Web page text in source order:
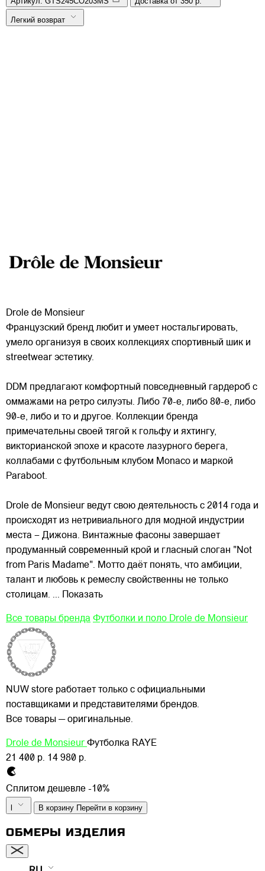
Легкий возврат
Drole de Monsieur
Французский бренд любит и умеет ностальгировать,
умело организуя в своих коллекциях спортивный шик и
streetwear эстетику.
DDM предлагают комфортный повседневный гардероб с
оммажами на ретро силуэты. Либо 70-е, либо 80-е, либо
90-е, либо и то и другое. Коллекции бренда
примечательны своей тягой к гольфу и яхтингу,
викторианской эпохе и красоте лазурного берега,
коллабами с футбольным клубом Monaco и маркой
Paraboot.
Drole de Monsieur ведут свою деятельность с 2014 года и
происходят из нетривиального для модной индустрии
места – Дижона. Винтажные фасоны завершает
продуманный современный крой и гласный слоган "Not
from Paris Madame". Мотто даёт понять, что амбиции,
талант и любовь к ремеслу свойственны не только
столицам. ... Показать
Все товары бренда Футболки и поло Drole de Monsieur
NUW store работает только с официальными
поставщиками и представителями брендов.
Все товары — оригинальные.
Drole de Monsieur Футболка RAYE
21 400 р. 14 980 р.
Сплитом дешевле -10%
l В корзину Перейти в корзину
ОБМЕРЫ ИЗДЕЛИЯ